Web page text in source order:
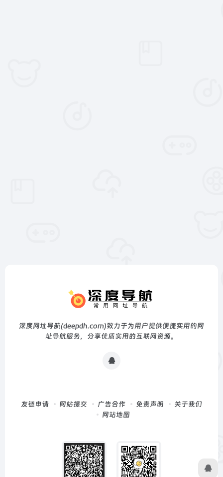
深度网址导航(deepdh.com)致力于为用户提供便捷实用的网
址导航服务，分享优质实用的互联网资源。
友链申请 网站提交 广告合作 免责声明
关于我们
网站地图